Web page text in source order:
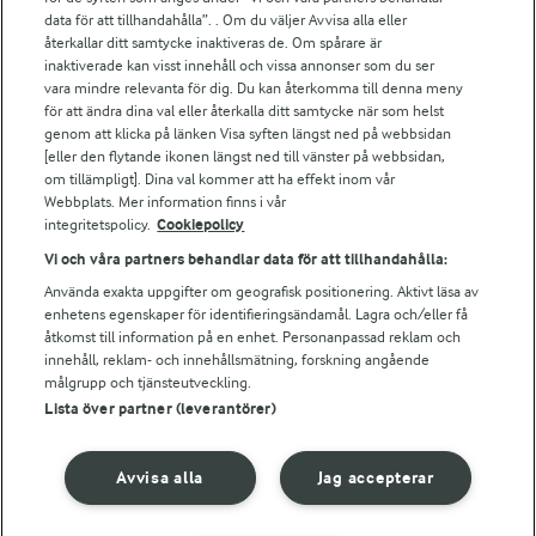
Arla.com
Falbygdens Ost
Arla webbshop
Bildbank
Följ oss
© 2026 Arla Foods
Integritetspolicy
data för att tillhandahålla”. . Om du väljer Avvisa alla eller
återkallar ditt samtycke inaktiveras de. Om spårare är
inaktiverade kan visst innehåll och vissa annonser som du ser
vara mindre relevanta för dig. Du kan återkomma till denna meny
för att ändra dina val eller återkalla ditt samtycke när som helst
genom att klicka på länken Visa syften längst ned på webbsidan
[eller den flytande ikonen längst ned till vänster på webbsidan,
om tillämpligt]. Dina val kommer att ha effekt inom vår
Webbplats. Mer information finns i vår
integritetspolicy. Cookiepolicy
Vi och våra partners behandlar data för att tillhandahålla:
Använda exakta uppgifter om geografisk positionering. Aktivt läsa av
enhetens egenskaper för identifieringsändamål. Lagra och/eller få
åtkomst till information på en enhet. Personanpassad reklam och
innehåll, reklam- och innehållsmätning, forskning angående
målgrupp och tjänsteutveckling.
Lista över partner (leverantörer)
Jag accepterar
Avvisa alla